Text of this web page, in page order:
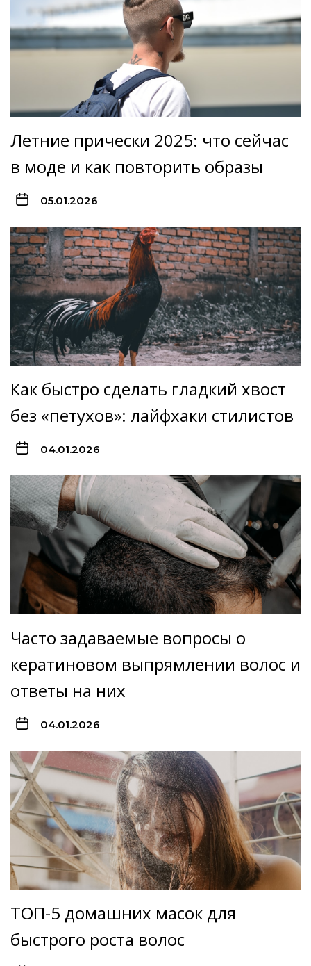
Летние прически 2025: что сейчас
в моде и как повторить образы
05.01.2026
Как быстро сделать гладкий хвост
без «петухов»: лайфхаки стилистов
04.01.2026
Часто задаваемые вопросы о
кератиновом выпрямлении волос и
ответы на них
04.01.2026
ТОП-5 домашних масок для
быстрого роста волос